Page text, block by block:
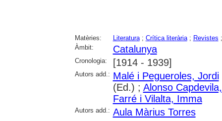
Matèries: Literatura; Crítica literària; Revistes
Àmbit:
Catalunya
Cronologia: [1914 - 1939]
Autors add.: Malé i Pegueroles, Jordi
(Ed.) ; Alonso
Farré i Vilalta, Imma
Autors add.: Aula Màrius Torres